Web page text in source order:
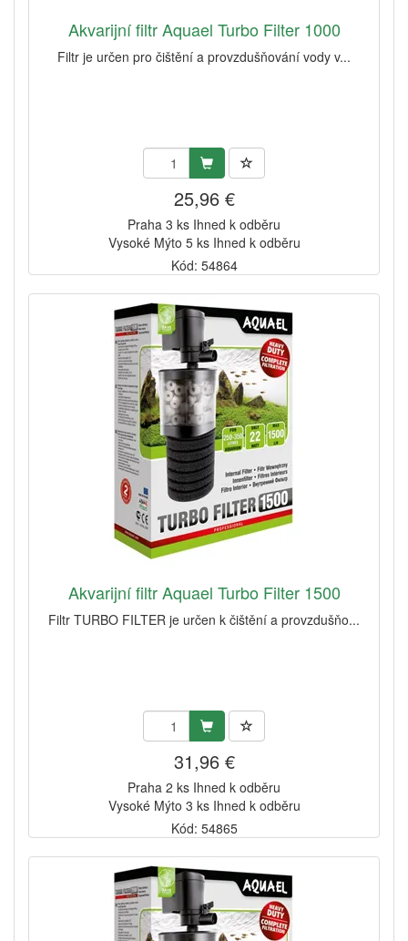
Akvarijní filtr Aquael Turbo Filter 1000
Filtr je určen pro čištění a provzdušňování vody v...
25,96 €
Praha 3 ks Ihned k odběru
Vysoké Mýto 5 ks Ihned k odběru
Kód: 54864
Akvarijní filtr Aquael Turbo Filter 1500
Filtr TURBO FILTER je určen k čištění a provzdušňo...
31,96 €
Praha 2 ks Ihned k odběru
Vysoké Mýto 3 ks Ihned k odběru
Kód: 54865